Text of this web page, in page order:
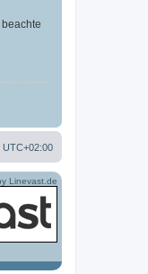
UTC+02:00
Linevast.de